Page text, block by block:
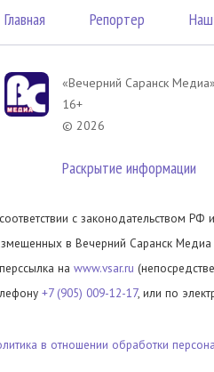
Главная Репортер
«Вечерний Саранск Mедиа»
16+
© 2026
Раскрытие информации
с законодательством РФ
в Вечерний Саранск Медиа
на www.vsar.ru
+7 (905) 009-12-17, или по
в отношении обработки